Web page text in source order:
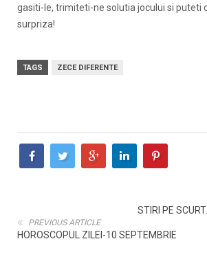
gasiti-le, trimiteti-ne solutia jocului si puteti
surpriza!
TAGS ZECE DIFERENTE
STIRI PE
PREVIOUS ARTICLE
HOROSCOPUL ZILEI-10 SEPTEMBRIE